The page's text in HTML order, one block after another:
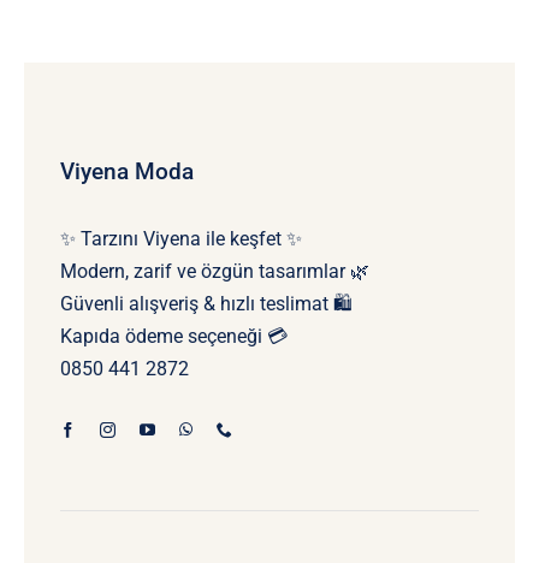
Viyena Moda
✨ Tarzını Viyena ile keşfet ✨
Modern, zarif ve özgün tasarımlar 🌿
Güvenli alışveriş & hızlı teslimat 🛍️
Kapıda ödeme seçeneği 💳
0850 441 2872